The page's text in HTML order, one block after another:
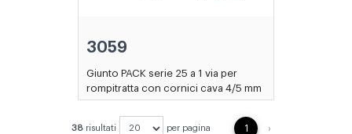
3059
Giunto PACK serie 25 a 1 via per
rompitratta con cornici cava 4/5 mm
38 risultati per pagina 1 ›